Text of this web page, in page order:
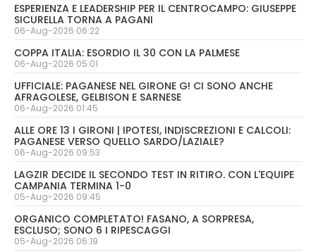
ESPERIENZA E LEADERSHIP PER IL CENTROCAMPO: GIUSEPPE
SICURELLA TORNA A PAGANI
06-Aug-2026 06:22
COPPA ITALIA: ESORDIO IL 30 CON LA PALMESE
06-Aug-2026 05:01
UFFICIALE: PAGANESE NEL GIRONE G! CI SONO ANCHE
AFRAGOLESE, GELBISON E SARNESE
06-Aug-2026 01:45
ALLE ORE 13 I GIRONI | IPOTESI, INDISCREZIONI E CALCOLI:
PAGANESE VERSO QUELLO SARDO/LAZIALE?
06-Aug-2026 09:53
LAGZIR DECIDE IL SECONDO TEST IN RITIRO. CON L'EQUIPE
CAMPANIA TERMINA 1-0
05-Aug-2026 09:45
ORGANICO COMPLETATO! FASANO, A SORPRESA,
ESCLUSO; SONO 6 I RIPESCAGGI
05-Aug-2026 06:19